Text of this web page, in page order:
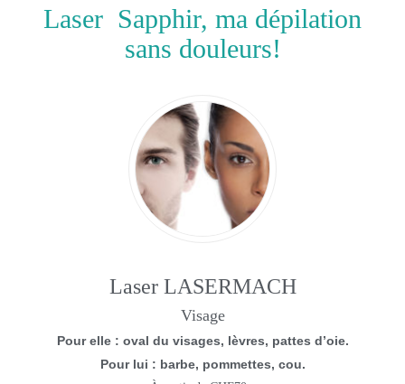
Laser Sapphir, ma dépilation
sans douleurs!
Laser LASERMACH
Visage
Pour elle: oval du visages, lèvres, pattes d’oie.
Pour lui : barbe, pommettes, cou.